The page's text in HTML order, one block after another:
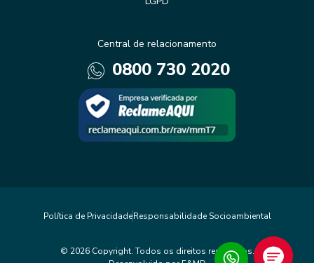
Central de relacionamento
0800 730 2020
Política de PrivacidadeResponsabilidade Socioambiental
© 2026 Copyright. Todos os direitos reservados.